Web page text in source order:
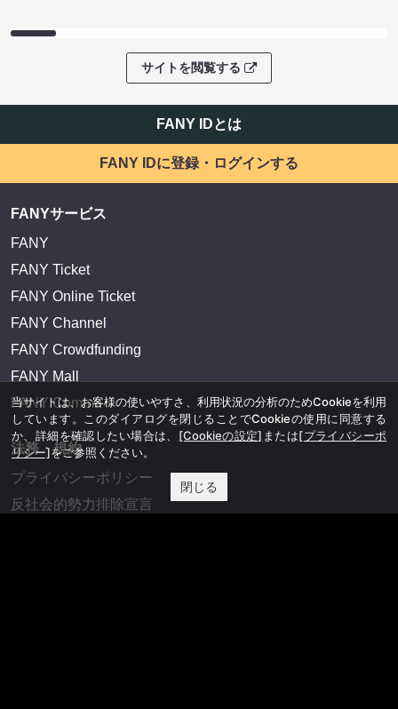
サイトを閲覧する
FANY IDとは
FANY IDに登録・ログインする
FANYサービス
FANY
FANY Ticket
FANY Online Ticket
FANY Channel
FANY Crowdfunding
FANY Mall
FANY Commu
法務・規約
プライバシーポリシー
反社会的勢力排除宣言
当サイトは、お客様の使いやすさ、利用状況の分析のためCookieを利用
しています。このダイアログを閉じることでCookieの使用に同意する
か、詳細を確認したい場合は、 [Cookieの設定] または[プライバシーポ
リシー]をご参照ください。
閉じる